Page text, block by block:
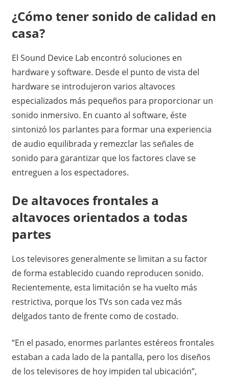
¿Cómo tener sonido de calidad en
casa?
El Sound Device Lab encontró soluciones en
hardware y software. Desde el punto de vista del
hardware se introdujeron varios altavoces
especializados más pequeños para proporcionar un
sonido inmersivo. En cuanto al software, éste
sintonizó los parlantes para formar una experiencia
de audio equilibrada y remezclar las señales de
sonido para garantizar que los factores clave se
entreguen a los espectadores.
De altavoces frontales a
altavoces orientados a todas
partes
Los televisores generalmente se limitan a su factor
de forma establecido cuando reproducen sonido.
Recientemente, esta limitación se ha vuelto más
restrictiva, porque los TVs son cada vez más
delgados tanto de frente como de costado.
“En el pasado, enormes parlantes estéreos frontales
estaban a cada lado de la pantalla, pero los diseños
de los televisores de hoy impiden tal ubicación”,